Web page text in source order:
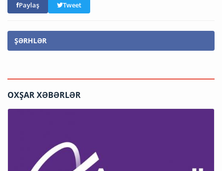
Paylaş Tweet
ŞƏRHLƏR
OXŞAR XƏBƏRLƏR